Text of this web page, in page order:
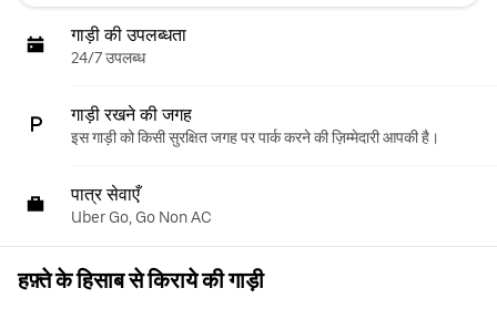
गाड़ी की उपलब्धता
24/7 उपलब्ध
गाड़ी रखने की जगह
इस गाड़ी को किसी सुरक्षित जगह पर पार्क करने की ज़िम्मेदारी आपकी है।
पात्र सेवाएँ
Uber Go, Go Non AC
हफ़्ते के हिसाब से किराये की गाड़ी